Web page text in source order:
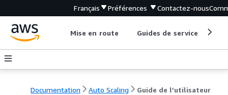
Français Préférences Contactez-nous
Mise en route Guides de service
Documentation Auto Scaling Guide de l’utilisateur